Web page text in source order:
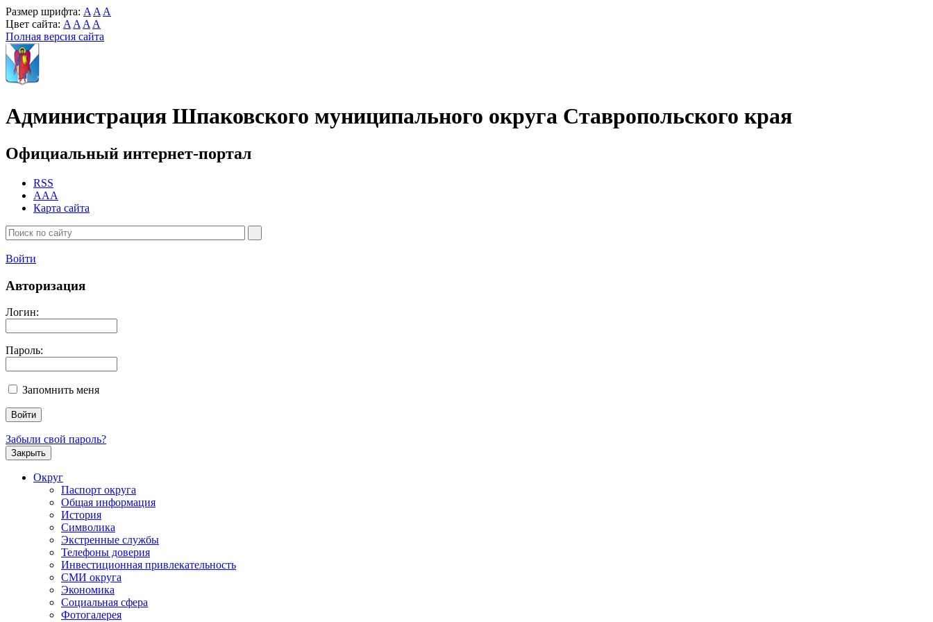
Размер шрифта: A A A
Цвет сайта: A A A A
Полная версия сайта
Администрация Шпаковского муниципального округа Ставропольского края
Официальный интернет-портал
RSS
AAA
Карта сайта
Войти
Авторизация
Логин:
Пароль:
Запомнить меня
Забыли свой пароль?
Закрыть
Округ
Паспорт округа
Общая информация
История
Символика
Экстренные службы
Телефоны доверия
Инвестиционная привлекательность
СМИ округа
Экономика
Социальная сфера
Фотогалерея